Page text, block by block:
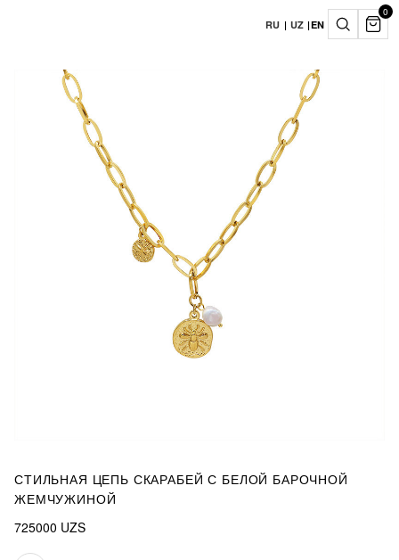
RU | UZ |EN
0
СТИЛЬНАЯ ЦЕПЬ СКАРАБЕЙ С БЕЛОЙ БАРОЧНОЙ
ЖЕМЧУЖИНОЙ
725000 UZS